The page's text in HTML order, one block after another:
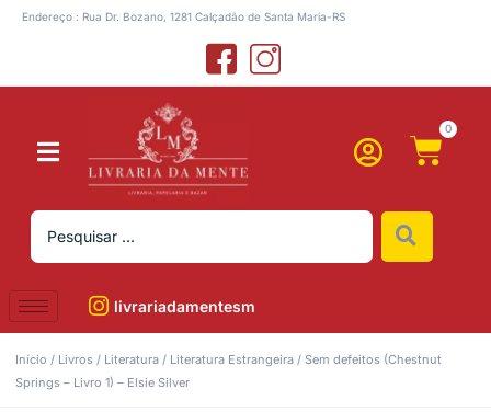
Endereço : Rua Dr. Bozano, 1281 Calçadão de Santa Maria-RS
0
livrariadamentesm
Início / Livros / Literatura / Literatura Estrangeira / Sem defeitos (Chestnut
Springs – Livro 1) – Elsie Silver